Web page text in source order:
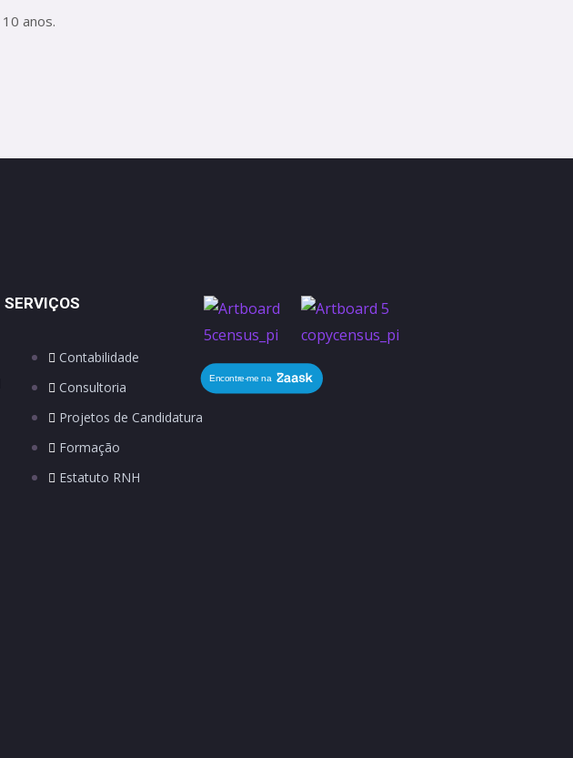
anos.
SERVIÇOS
Contabilidade
Consultoria
Projetos de Candidatura
Formação
Estatuto RNH